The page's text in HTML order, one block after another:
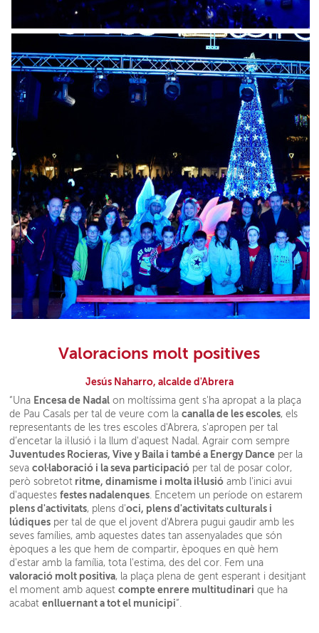
Valoracions molt positives
Jesús Naharro, alcalde d'Abrera
“Una Encesa de Nadal on moltíssima gent s'ha apropat a la plaça
de Pau Casals per tal de veure com lacanalla de les escoles, els
representants de les tres escoles d'Abrera, s'apropen per tal
d’encetar la il·lusió i la llum d'aquest Nadal. Agrair com sempre
Juventudes Rocieras, Vive y Baila i també a Energy Dance per la
sevacol·laboració i la seva participació per tal de posar color,
però sobretot ritme, dinamisme i molta il·lusió amb l'inici avui
d'aquestesfestes nadalenques . Encetem un període on estarem
plens d'activitats, plens d'oci, plens d'activitats culturals i
lúdiques per tal de que el jovent d'Abrera pugui gaudir amb les
seves famílies, amb aquestes dates tan assenyalades que són
èpoques a les que hem de compartir, èpoques en què hem
d'estar amb la família, tota l'estima, des del cor. Fem una
valoració molt positiva, la plaça plena de gent esperant i desitjant
el moment amb aquestcompte enrere multitudinari que ha
acabatenlluernant a tot el municipi”.